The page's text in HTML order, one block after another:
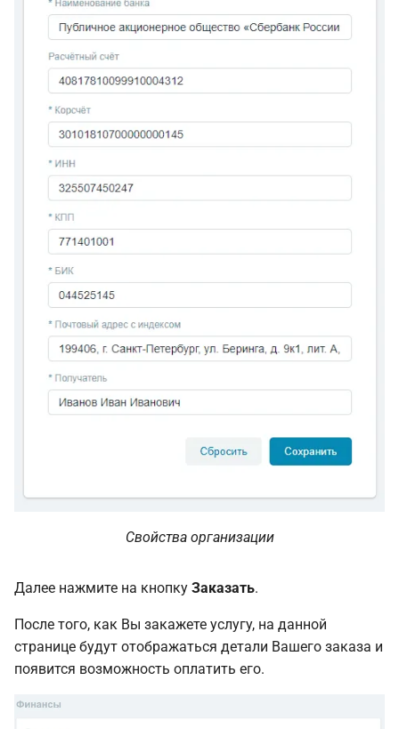
Свойства организации
Далее нажмите на кнопку Заказать.
После того, как Вы закажете услугу, на данной
странице будут отображаться детали Вашего заказа и
появится возможность оплатить его.